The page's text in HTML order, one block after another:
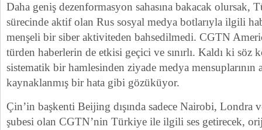
Daha geniş dezenformasyon sahasına bakacak olursak,
sürecinde aktif olan Rus sosyal medya botlarıyla ilgili
menşeli bir siber aktiviteden bahsedilmedi. CGTN
türden haberlerin de etkisi geçici ve sınırlı. Kaldı ki söz
sistematik bir hamlesinden ziyade medya mensuplarının
kaynaklanmış bir hata gibi gözüküyor.
Çin’in başkenti Beijing dışında sadece Nairobi, Londra
şubesi olan CGTN’nin Türkiye ile ilgili ses getirecek,